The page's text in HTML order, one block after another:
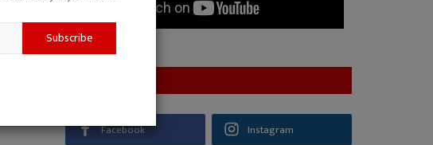
Subscribe
संपादक
Facebook Instagram